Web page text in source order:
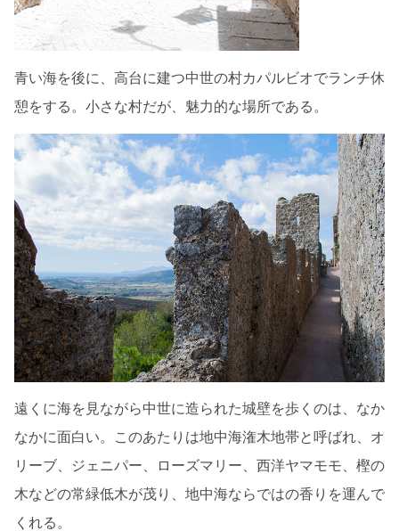
青い海を後に、高台に建つ中世の村カパルビオでランチ休
憩をする。小さな村だが、魅力的な場所である。
遠くに海を見ながら中世に造られた城壁を歩くのは、なか
なかに面白い。このあたりは地中海潅木地帯と呼ばれ、オ
リーブ、ジェニパー、ローズマリー、西洋ヤマモモ、樫の
木などの常緑低木が茂り、地中海ならではの香りを運んで
くれる。